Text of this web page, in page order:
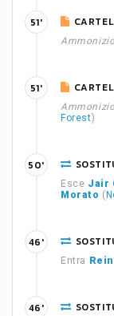
51'
Forest)
51'
Esce Jair
Morato (
50'
Entra
46'
46'